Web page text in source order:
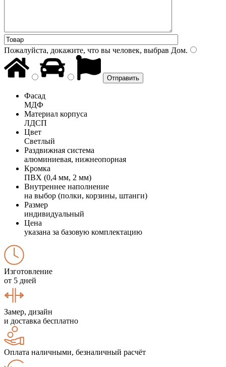
Пожалуйста, докажите, что вы человек, выбрав Дом.
Фасад
МДФ
Материал корпуса
ЛДСП
Цвет
Светлый
Раздвижная система
алюминиевая, нижнеопорная
Кромка
ПВХ (0,4 мм, 2 мм)
Внутреннее наполнение
на выбор (полки, корзины, штанги)
Размер
индивидуальный
Цена
указана за базовую комплектацию
Изготовление
от 5 дней
Замер, дизайн
и доставка бесплатно
Оплата наличными, безналичный расчёт